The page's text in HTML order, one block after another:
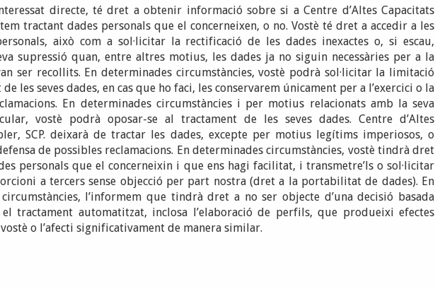
directe, té dret a obtenir informació sobre si a Centre d’Altes Capacitats
tractant dades personals que el concerneixen, o no. Vostè té dret a accedir a les
això com a sol·licitar la rectificació de les dades inexactes o, si escau,
supressió quan, entre altres motius, les dades ja no siguin necessàries per a la
ser recollits. En determinades circumstàncies, vostè podrà sol·licitar la limitació
les seves dades, en cas que ho faci, les conservarem únicament per a l’exercici o la
En determinades circumstàncies i per motius relacionats amb la seva
vostè podrà oposar-se al tractament de les seves dades. Centre d’Altes
SCP. deixarà de tractar les dades, excepte per motius legítims imperiosos, o
de possibles reclamacions. En determinades circumstàncies, vostè tindrà dret
personals que el concerneixin i que ens hagi facilitat, i transmetre’ls o sol·licitar
a tercers sense objecció per part nostra (dret a la portabilitat de dades). En
l’informem que tindrà dret a no ser objecte d’una decisió basada
tractament automatitzat, inclosa l’elaboració de perfils, que produeixi efectes
o l’afecti significativament de manera similar.